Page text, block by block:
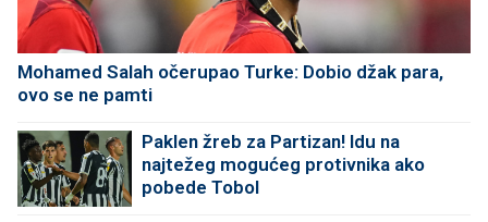
Mohamed Salah očerupao Turke: Dobio džak para,
ovo se ne pamti
Paklen žreb za Partizan! Idu na
najtežeg mogućeg protivnika ako
pobede Tobol